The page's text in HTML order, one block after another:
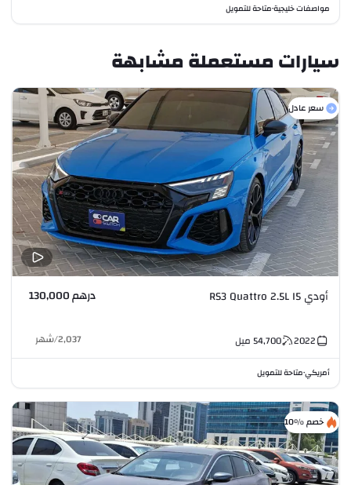
مواصفات خليجية•متاحة للتمويل
سيارات مستعملة مشابهة
سعر عادل
أودي RS3 Quattro 2.5L I5 درهم 130,000
2022
54,700 ميل 2,037
/شهر
أمريكي•متاحة للتمويل
خصم %10